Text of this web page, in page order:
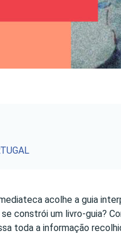
acolhe a guia
constrói um livro-guia?
toda a informação